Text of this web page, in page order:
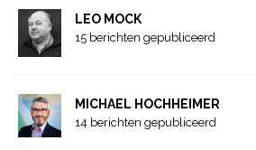
LEO MOCK
15 berichten gepubliceerd
MICHAEL HOCHHEIMER
14 berichten gepubliceerd